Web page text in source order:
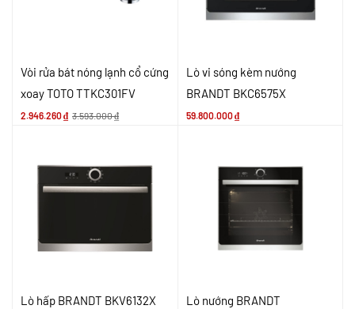
Vòi rửa bát nóng lạnh cổ cứng
xoay TOTO TTKC301FV
2.946.260₫ 3.593.000₫
Lò vi sóng kèm nướng
BRANDT BKC6575X
59.800.000₫
Lò hấp BRANDT BKV6132X
Lò nướng BRANDT